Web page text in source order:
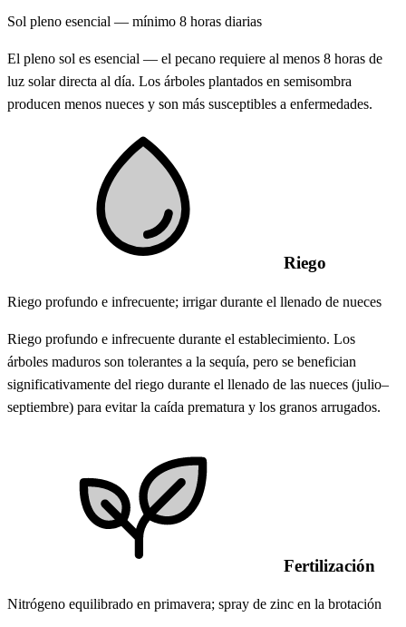
Sol pleno esencial — mínimo 8 horas diarias
El pleno sol es esencial — el pecano requiere al menos 8 horas de
luz solar directa al día. Los árboles plantados en semisombra
producen menos nueces y son más susceptibles a enfermedades.
Riego
Riego profundo e infrecuente; irrigar durante el llenado de nueces
Riego profundo e infrecuente durante el establecimiento. Los
árboles maduros son tolerantes a la sequía, pero se benefician
significativamente del riego durante el llenado de las nueces (julio–
septiembre) para evitar la caída prematura y los granos arrugados.
Fertilización
Nitrógeno equilibrado en primavera; spray de zinc en la brotación